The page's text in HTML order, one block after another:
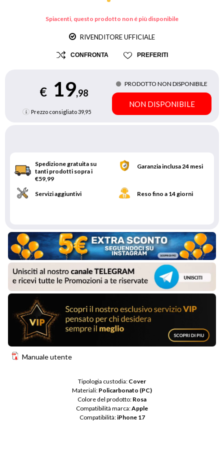
Spiacenti, questo prodotto non é più disponibile
RIVENDITORE UFFICIALE
CONFRONTA PREFERITI
€ 19,98
Prezzo consigliato39,95
PRODOTTO NON DISPONIBILE
NON DISPONIBILE
Spedizione gratuita su
tanti prodotti sopra i
€59,99
Garanzia inclusa 24 mesi
Servizi aggiuntivi Reso fino a 14 giorni
Manuale utente
Tipologia custodia: Cover
Materiali: Policarbonato (PC)
Colore del prodotto: Rosa
Compatibilità marca: Apple
Compatibilità: iPhone 17